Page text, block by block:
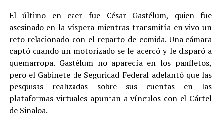
El último en caer fue César Gastélum, quien fue
asesinado en la víspera mientras transmitía en vivo un
reto relacionado con el reparto de comida. Una cámara
captó cuando un motorizado se le acercó y le disparó a
quemarropa. Gastélum no aparecía en los panfletos,
pero el Gabinete de Seguridad Federal adelantó que las
pesquisas realizadas sobre sus cuentas en las
plataformas virtuales apuntan a vínculos con el Cártel
de Sinaloa.